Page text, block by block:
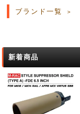
ブランド一覧
新着商品